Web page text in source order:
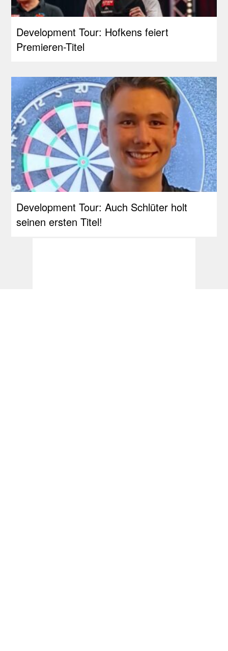
Development Tour: Hofkens feiert
Premieren-Titel
Development Tour: Auch Schlüter holt
seinen ersten Titel!